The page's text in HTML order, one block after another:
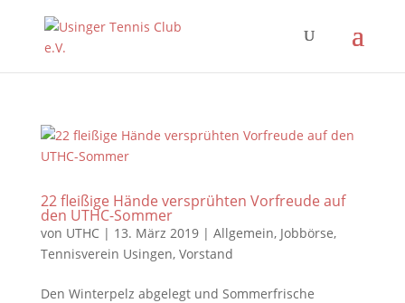
22 fleißige Hände versprühten Vorfreude auf
den UTHC-Sommer
von UTHC| 13. März 2019| Allgemein, Jobbörse,
Tennisverein Usingen, Vorstand
Den Winterpelz abgelegt und Sommerfrische